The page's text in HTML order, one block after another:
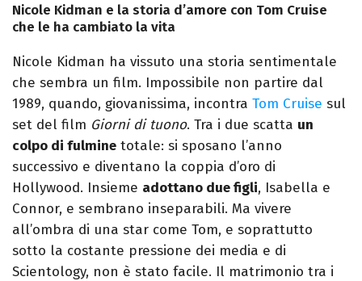
Nicole Kidman e la storia d’amore con Tom Cruise
che le ha cambiato la vita
Nicole Kidman ha vissuto una storia sentimentale
che sembra un film. Impossibile non partire dal
1989, quando, giovanissima, incontra Tom Cruise sul
set del film Giorni di tuono. Tra i due scatta un
colpo di fulmine totale: si sposano l’anno
successivo e diventano la coppia d’oro di
Hollywood. Insieme adottano due figli, Isabella e
Connor, e sembrano inseparabili. Ma vivere
all’ombra di una star come Tom, e soprattutto
sotto la costante pressione dei media e di
Scientology, non è stato facile. Il matrimonio tra i